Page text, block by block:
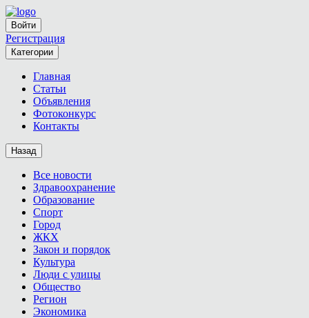
Войти
Регистрация
Категории
Главная
Статьи
Объявления
Фотоконкурс
Контакты
Назад
Все новости
Здравоохранение
Образование
Спорт
Город
ЖКХ
Закон и порядок
Культура
Люди с улицы
Общество
Регион
Экономика